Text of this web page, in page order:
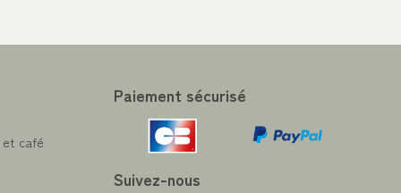
et café
Paiement sécurisé
Suivez-nous